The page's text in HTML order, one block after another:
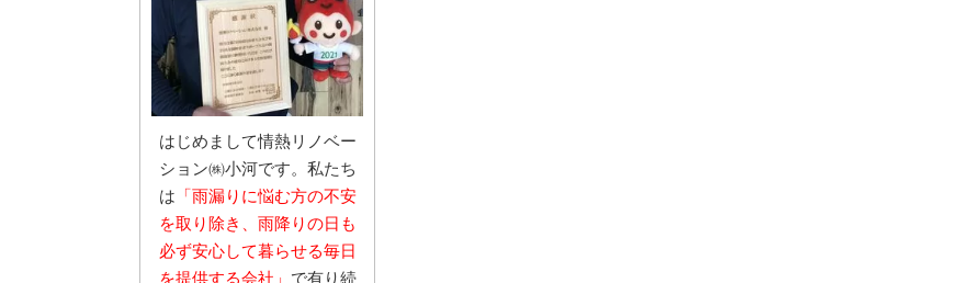
はじめまして情熱リノベー
ション㈱小河です。私たち
は 「雨漏りに悩む方の不安
を取り除き、雨降りの日も
必ず安心して暮らせる毎日
を提供する会社」 で有り続